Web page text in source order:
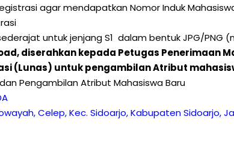
agar mendapatkan Nomor Induk
untuk jenjang S1 dalam bentuk JPG/PNG
diserahkan kepada Petugas Penerimaan
(Lunas) untuk pengambilan Atribut
Pengambilan Atribut Mahasiswa Baru
Celep, Kec. Sidoarjo, Kabupaten Sidoarjo,